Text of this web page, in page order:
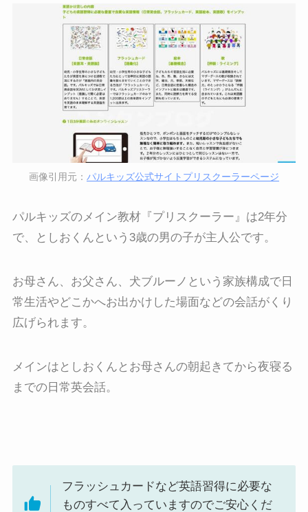
画像引用元： パルキッズ公式サイトプリスクーラーページ
パルキッズのメイン教材『プリスクーラー』は2年分
で、としおくんという3歳の男の子が主人公です。
お母さん、お父さん、犬ブルーノという家族構成で日
常生活やどこかへお出かけした場面などの会話がくり
広げられます。
メインはとしおくんとお母さんの朝起きてから夜寝る
までの日常英会話。
フラッシュカードなど英語習得に必要な
ものすべて入っていますのでご安心くだ